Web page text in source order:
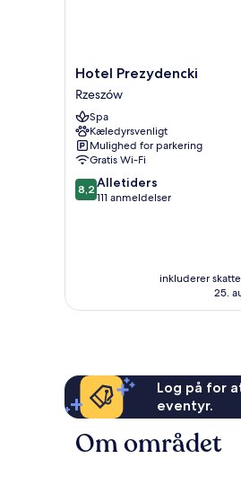
Hotel
Prezydencki
Rzeszów
Hotel Prezydencki
Rzeszów
Spa
Kæledyrsvenligt
Mulighed for parkering
Gratis Wi-Fi
8.2
ud
8,2 Alletiders
111 anmeldelser
inkluderer
25.
Log på for
eventyr.
Om området